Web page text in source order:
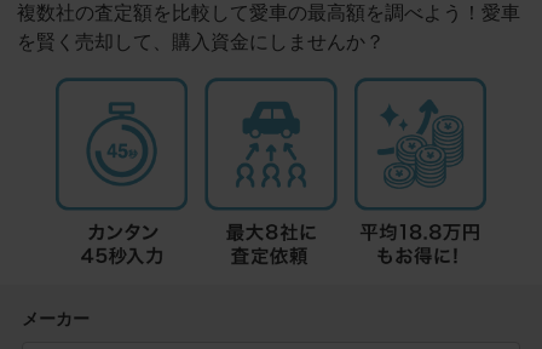
複数社の査定額を比較して愛車の最高額を調べよう！愛車
を賢く売却して、購入資金にしませんか？
メーカー